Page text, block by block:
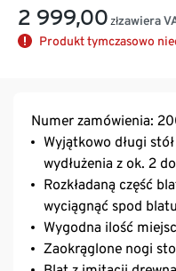
2 999,00 złzawiera
Produkt tymczasowo
Numer zamówienia:
Wyjątkowo długi
wydłużenia z ok. 2
Rozkładaną część
wyciągnąć spod
Wygodna ilość
Zaokrąglone nogi